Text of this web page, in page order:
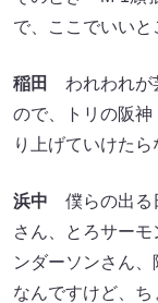
で、ここでいいと
稲田
われわれが
ので、トリの阪
り上げていけたら
浜中 僕らの出る
さん、とろサー
ンダーソンさん、
なんですけど、